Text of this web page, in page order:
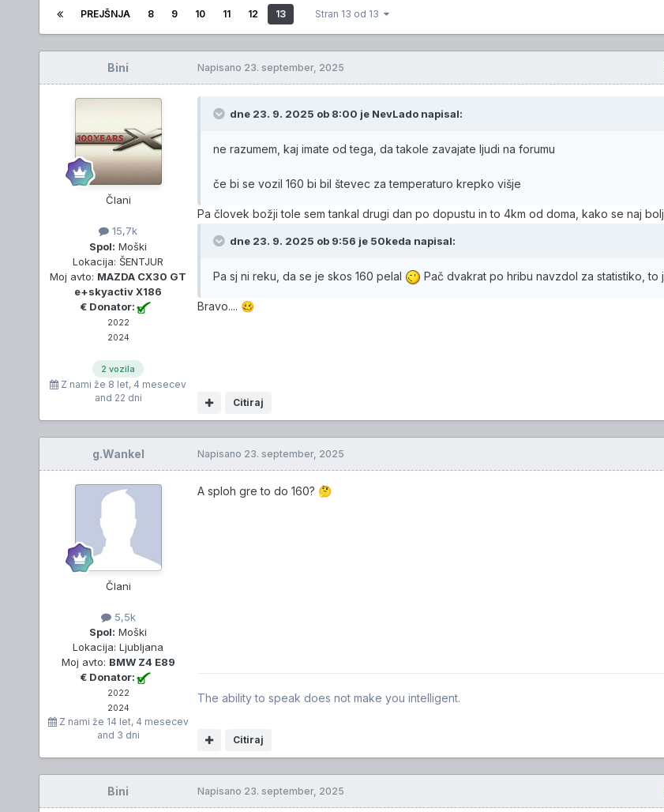
PREJŠNJA 8 9 10 11 12 13 Stran 13 od 13
Bini
Člani
15,7k
Spol: Moški
Lokacija: ŠENTJUR
Moj avto: MAZDA CX30 GT
e+skyactiv X186
€ Donator:
2022
2024
2 vozila
Z nami že 8 let, 4 mesecev
and 22 dni
Napisano 23. september, 2025
dne 23. 9. 2025 ob 8:00 je NevLadonapisal:
ne razumem, kaj imate od tega, da takole zavajate ljudi na forumu
če bi se vozil 160 bi bil števec za temperaturo krepko višje
Pa človek božji tole sem tankal drugi dan po dopustu in to 4km od doma, kako se naj
dne 23. 9. 2025 ob 9:56 je 50keda napisal:
Pa sj ni reku, da se je skos 160 pelal Pač dvakrat po hribu navzdol za statistiko, to
Bravo.... 🥴
Citiraj
g.Wankel
Člani
5,5k
Spol: Moški
Lokacija: Ljubljana
Moj avto: BMW Z4 E89
€ Donator:
2022
2024
Z nami že 14 let, 4 mesecev
and 3 dni
Napisano 23. september, 2025
A sploh gre to do 160? 🤔
Citiraj
The ability to speak does not make you intelligent.
Bini Napisano 23. september, 2025